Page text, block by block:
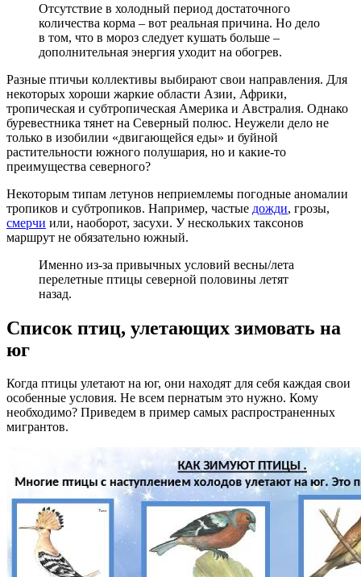
Отсутствие в холодный период достаточного
количества корма – вот реальная причина. Но дело
в том, что в мороз следует кушать больше –
дополнительная энергия уходит на обогрев.
Разные птичьи коллективы выбирают свои направления. Для
некоторых хороши жаркие области Азии, Африки,
тропическая и субтропическая Америка и Австралия. Однако
буревестника тянет на Северный полюс. Неужели дело не
только в изобилии «двигающейся еды» и буйной
растительности южного полушария, но и какие-то
преимущества северного?
Некоторым типам летунов неприемлемы погодные аномалии
тропиков и субтропиков. Например, частые дожди, грозы,
смерчи или, наоборот, засухи. У нескольких таксонов
маршрут не обязательно южный.
Именно из-за привычных условий весны/лета
перелетные птицы северной половины летят
назад.
Список птиц, улетающих зимовать на
юг
Когда птицы улетают на юг, они находят для себя каждая свои
особенные условия. Не всем пернатым это нужно. Кому
необходимо? Приведем в пример самых распространенных
мигрантов.